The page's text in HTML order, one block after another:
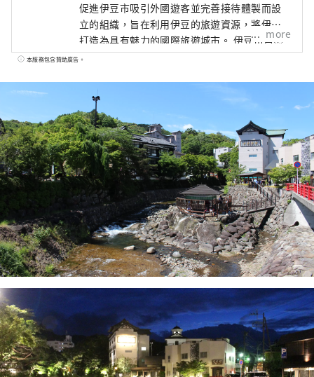
促進伊豆市吸引外國遊客並完善接待體製而設
立的組織，旨在利用伊豆的旅遊資源，將伊豆
打造為具有魅力的國際旅遊城市。 伊豆市自然
資源豐富，農業發達，擁有溫泉、海灘、山岳
兩小時交通，是一日遊或週末度假的理想之
地。 [關於封面圖的說明] 封面圖片是伊豆市色
彩攝影比賽的得獎作品。 攝影者：大島宏樹 作
品名稱：《輕雪的色彩》 禁止未經授權使用和
複製封面圖片。 有關封面圖片的使用方法，請
確認伊豆市旅遊資訊網站。
more
本服務包含贊助廣告。